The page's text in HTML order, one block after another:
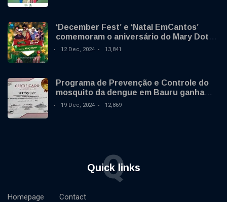
‘December Fest’ e ‘Natal EmCantos’
comemoram o aniversário do Mary Dota
neste sábado
12 Dec, 2024 13,841
Programa de Prevenção e Controle do
mosquito da dengue em Bauru ganha
destaque nacional
19 Dec, 2024 12,869
Quick links
Q
Homepage
Contact